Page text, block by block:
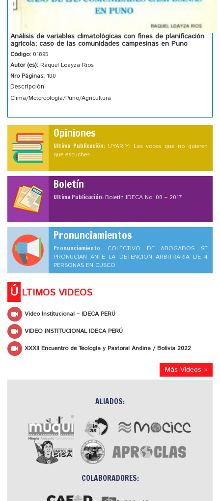
Análisis de variables climatológicas con fines de planificación
agrícola; caso de las comunidades campesinas en Puno
Código: 01895
Autor (es): Raquel Loayza Rios
Nro Páginas: 100
Descripción
Clima/Metereología/Puno/Agricultura
Opiniones
Ultima Publicación: UYARIY: Las voces que no quieren
que escuches
Boletín
Ultima Publicación:Boletín IDECA No. 08 – 2017
Pronunciamientos
Pronunciamiento: COLECTIVO DE ABOGADOS SE
PRONUCIAN ANTE LA DETENCION ARBITRARIA DE 4
PERSONAS EN CUSCO
Ú LTIMOS VIDEOS
Video Institucional – IDECA PERÚ
VIDEO INSTITUCIONAL IDECA PERÚ
XXXII Encuentro de Teología y Pastoral Andina / Bolivia 2022
Más Videos »
ALIADOS:
COLABORADORES: